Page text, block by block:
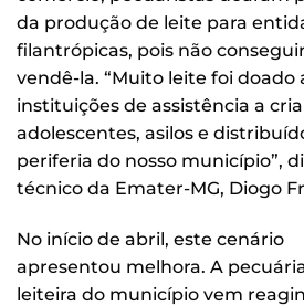
da produção de leite para
filantrópicas, pois não
vendê-la. “Muito leite foi doado
instituições de assistência a
adolescentes, asilos e
periferia do nosso município”,
técnico da Emater-MG, Diogo
No início de abril, este cenário
apresentou melhora. A
leiteira do município vem